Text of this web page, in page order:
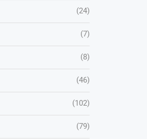
(24)
(7)
(8)
(46)
(102)
(79)